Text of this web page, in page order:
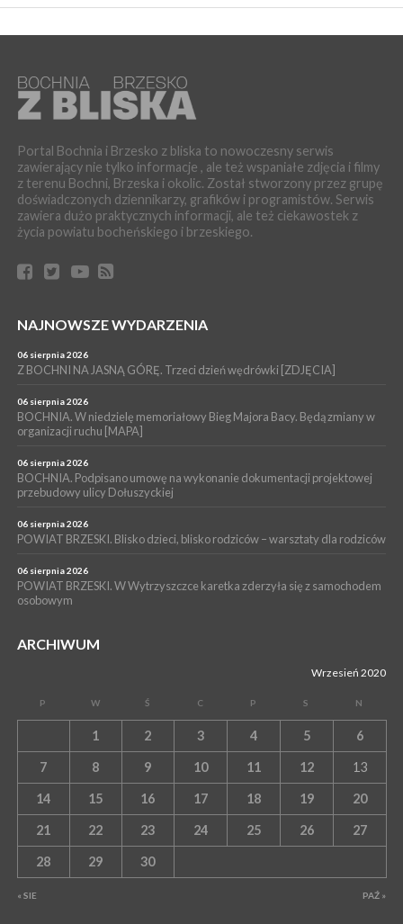
WYDARZENIA
05 sierpnia 2026
BRZESKO. Dożynki zaplanowano na 15 sierpnia
04 sierpnia 2026
MASZKIENICE. Pies pogryzł 3-letnią dziewczynkę. Śmigłowiec
zabrał dziecko do szpitala w Krakowie
PIELGRZYMKA 2026
04 sierpnia 2026
Z BOCHNI NA JASNĄ GÓRĘ. Pierwszy dzień wędrówki
[ZDJĘCIA]
BRZESKO. Śledczy wyjaśniają, jak doszło do śmierci 32-letniego
WYDARZENIA
BOCHNIA. Rusza Gospelowe Lato. To będą cztery dni radosnej
muzyki [PROGRAM KONCERTÓW]
Portal Bochnia i Brzesko z bliska to nowoczesny serwis
zawierający nie tylko informacje , ale też wspaniałe zdjęcia i filmy
z terenu Bochni, Brzeska i okolic. Został stworzony przez grupę
doświadczonych dziennikarzy, grafików i programistów. Serwis
zawiera dużo praktycznych informacji, ale też ciekawostek z
życia powiatu bocheńskiego i brzeskiego.
NAJNOWSZE WYDARZENIA
06 sierpnia 2026
Z BOCHNI NA JASNĄ GÓRĘ. Trzeci dzień wędrówki [ZDJĘCIA]
06 sierpnia 2026
BOCHNIA. W niedzielę memoriałowy Bieg Majora Bacy. Będą zmiany w
organizacji ruchu [MAPA]
06 sierpnia 2026
BOCHNIA. Podpisano umowę na wykonanie dokumentacji projektowej
przebudowy ulicy Dołuszyckiej
06 sierpnia 2026
POWIAT BRZESKI. Blisko dzieci, blisko rodziców – warsztaty dla rodziców
06 sierpnia 2026
POWIAT BRZESKI. W Wytrzyszczce karetka zderzyła się z samochodem
osobowym
ARCHIWUM
Wrzesień 2020
P W Ś C P S N
« SIE PAŹ »
1 2 3 4 5 6
7 8 9 10 11 12 13
14 15 16 17 18 19 20
21 22 23 24 25 26 27
28 29 30